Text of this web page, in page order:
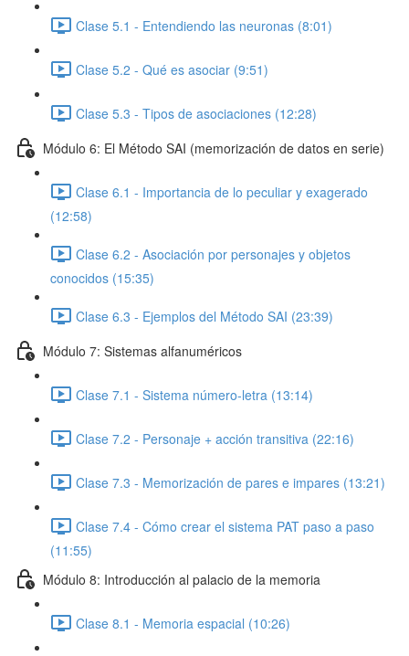
Clase 5.1 - Entendiendo las neuronas (8:01)
Clase 5.2 - Qué es asociar (9:51)
Clase 5.3 - Tipos de asociaciones (12:28)
Módulo 6: El Método SAI (memorización de datos en serie)
Clase 6.1 - Importancia de lo peculiar y exagerado
(12:58)
Clase 6.2 - Asociación por personajes y objetos
conocidos (15:35)
Clase 6.3 - Ejemplos del Método SAI (23:39)
Módulo 7: Sistemas alfanuméricos
Clase 7.1 - Sistema número-letra (13:14)
Clase 7.2 - Personaje + acción transitiva (22:16)
Clase 7.3 - Memorización de pares e impares (13:21)
Clase 7.4 - Cómo crear el sistema PAT paso a paso
(11:55)
Módulo 8: Introducción al palacio de la memoria
Clase 8.1 - Memoria espacial (10:26)